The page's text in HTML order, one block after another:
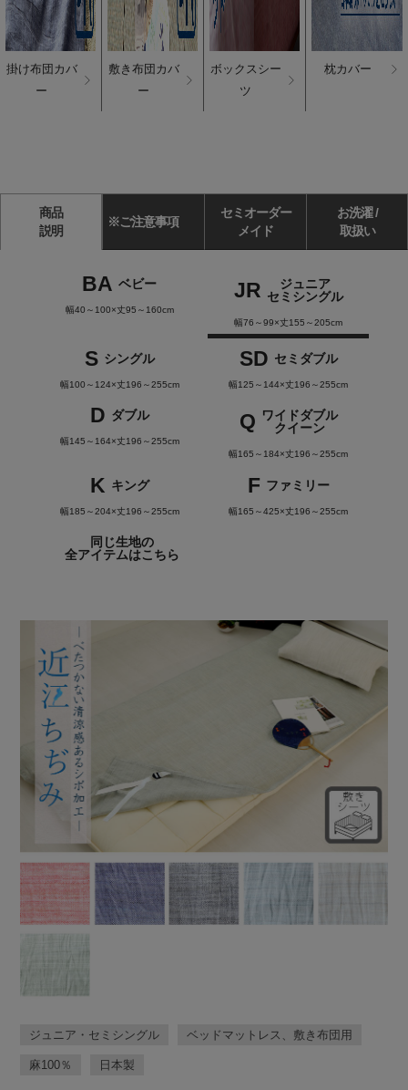
掛け布団カバ
ー
敷き布団カバ
ー
ボックスシー
ツ
枕カバー
商品
説明
※ご注意事項
セミオーダー
メイド
お洗濯 /
取扱い
BA ベビー
幅40～100×丈95～160cm
JR
ジュニア
セミシングル
幅76～99×丈155～205cm
S シングル
幅100～124×丈196～255cm
SD セミダブル
幅125～144×丈196～255cm
D ダブル
幅145～164×丈196～255cm
Q ワイドダブル
クイーン
幅165～184×丈196～255cm
K キング
幅185～204×丈196～255cm
F ファミリー
幅165～425×丈196～255cm
同じ生地の
全アイテムはこちら
ジュニア・セミシングル ベッドマットレス、敷き布団用
麻100％ 日本製